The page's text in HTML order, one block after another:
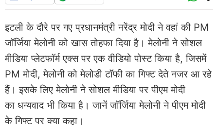
इटली के दौरे पर गए प्रधानमंत्री नरेंद्र मोदी ने वहां की PM
जॉर्जिया मेलोनी को खास तोहफा दिया है। मेलोनी ने सोशल
मीडिया प्लेटफॉर्म एक्स पर एक वीडियो पोस्ट किया है, जिसमें
PM मोदी, मेलोनी को मेलोडी टॉफी का गिफ्ट देते नजर आ रहे
हैं। इसके लिए मेलोनी ने सोशल मीडिया पर पीएम मोदी
का धन्यवाद भी किया है। जानें जॉर्जिया मेलोनी ने पीएम मोदी
के गिफ्ट पर क्या कहा।